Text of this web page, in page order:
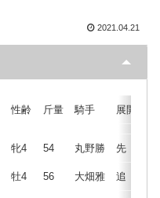
2021.04.21
性齢 斤量 騎手 展開
牝4 54 丸野勝 先
牡4 56 大畑雅 追